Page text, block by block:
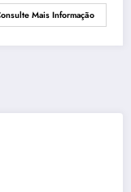
Mais Informação